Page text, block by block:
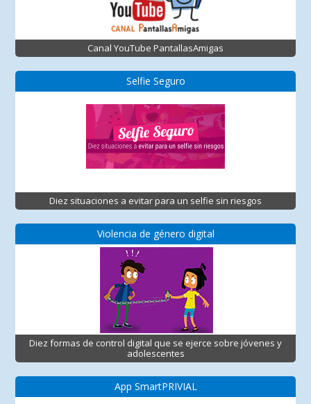
Canal YouTube PantallasAmigas
Selfie Seguro
Diez situaciones a evitar para un selfie sin riesgos
Violencia de género digital
Diez formas de control digital que se ejerce sobre jóvenes y
adolescentes
App SmartPRIVIAL